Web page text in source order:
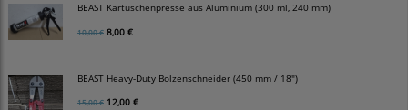
BEAST Kartuschenpresse aus Aluminium (300 ml, 240 mm)
10,00 € 8,00 €
BEAST Heavy-Duty Bolzenschneider (450 mm / 18")
15,00 € 12,00 €